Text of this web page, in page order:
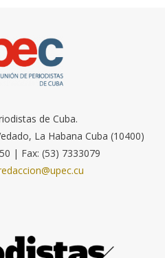
de Cuba.
La Habana Cuba (10400)
| Fax: (53) 7333079